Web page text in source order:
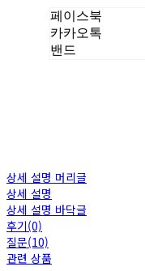
페이스북
카카오톡
밴드
상세 설명 머리글
상세 설명
상세 설명 바닥글
후기(0)
질문(10)
관련 상품